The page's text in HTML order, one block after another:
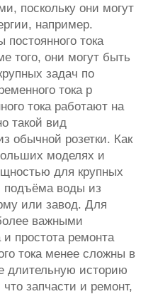
поскольку они могут
например.
тока
того, они могут быть
задач по
тока p
тока работают на
такой вид
обычной розетки. Как
моделях и
для крупных
подъёма воды из
или завод. Для
важными
простота ремонта
тока менее сложны в
длительную историю
запчасти и ремонт,